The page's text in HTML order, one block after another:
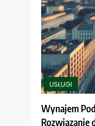
USŁUGI
Wynajem
Rozwiązanie